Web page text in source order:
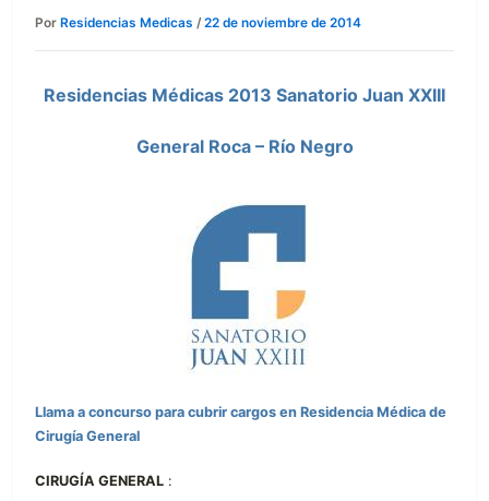
Por Residencias Medicas /22 de noviembre de 2014
Residencias Médicas 2013 Sanatorio Juan XXIII
General Roca – Río Negro
Llama a concurso para cubrir cargos en Residencia Médica de
Cirugía General
CIRUGÍA GENERAL :